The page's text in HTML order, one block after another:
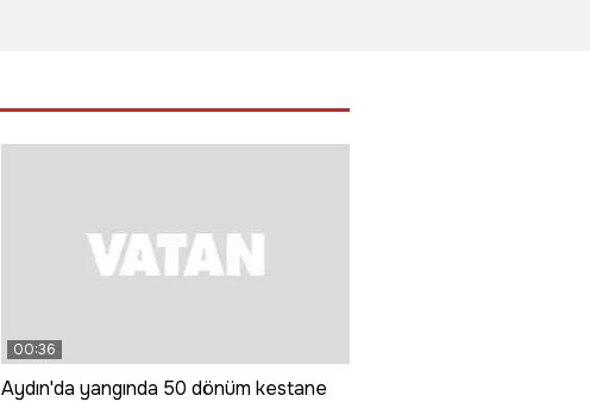
00:36
Aydın'da yangında 50 dönüm kestane